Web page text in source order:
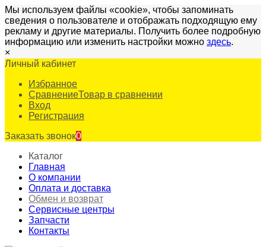
Мы используем файлы «cookie», чтобы запоминать
сведения о пользователе и отображать подходящую ему
рекламу и другие материалы. Получить более подробную
информацию или изменить настройки можно здесь.
×
Личный кабинет
Избранное
СравнениеТовар в сравнении
Вход
Регистрация
Заказать звонок0
Каталог
Главная
О компании
Оплата и доставка
Обмен и возврат
Сервисные центры
Запчасти
Контакты